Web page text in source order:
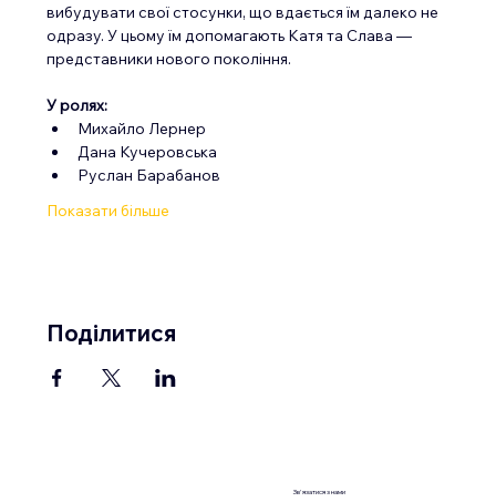
вибудувати свої стосунки, що вдається їм далеко не
одразу. У цьому їм допомагають Катя та Слава —
представники нового покоління.
У ролях:
Михайло Лернер
Дана Кучеровська
Руслан Барабанов
Показати більше
Поділитися
Зв'язатися з нами